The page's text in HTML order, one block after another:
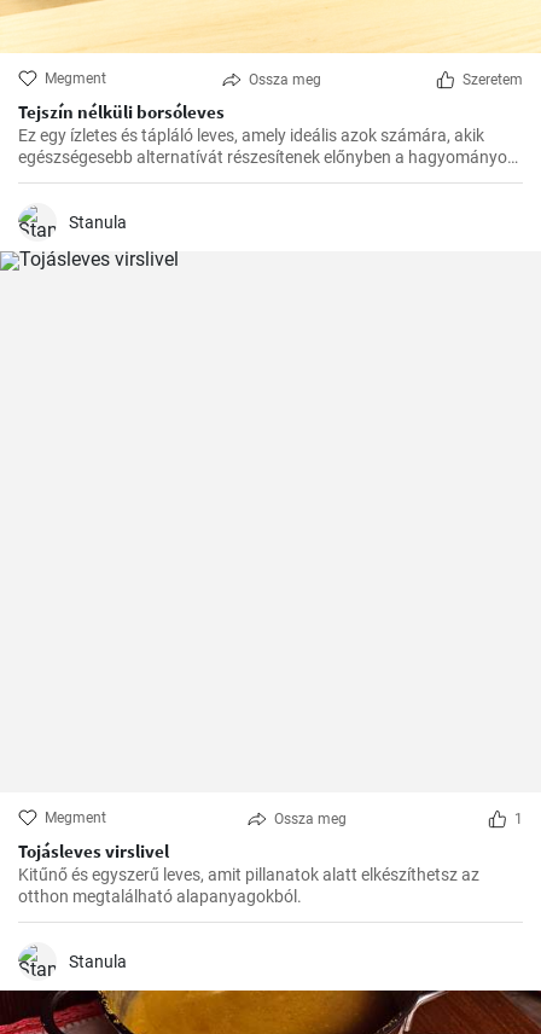
Megment Ossza meg Szeretem
Tejszín nélküli borsóleves
Ez egy ízletes és tápláló leves, amely ideális azok számára, akik
egészségesebb alternatívát részesítenek előnyben a hagyományos
receptekhez képest. A hozzáadott tejszín nélkül ez a leves
Stanula
Megment Ossza meg 1
Tojásleves virslivel
Kitűnő és egyszerű leves, amit pillanatok alatt elkészíthetsz az
otthon megtalálható alapanyagokból.
Stanula